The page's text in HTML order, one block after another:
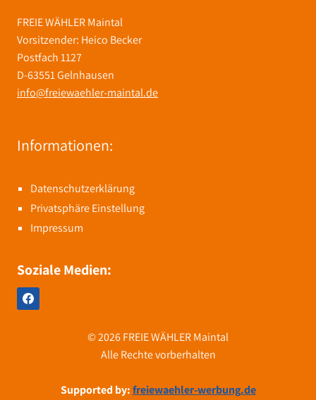
FREIE WÄHLER Maintal
Vorsitzender: Heico Becker
Postfach 1127
D-63551 Gelnhausen
info@freiewaehler-maintal.de
Informationen:
Datenschutzerklärung
Privatsphäre Einstellung
Impressum
Soziale Medien:
© 2026 FREIE WÄHLER Maintal
Alle Rechte vorberhalten
Supported by:freiewaehler-werbung.de